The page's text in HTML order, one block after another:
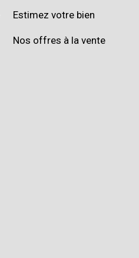
Estimez votre bien
Nos offres à la vente